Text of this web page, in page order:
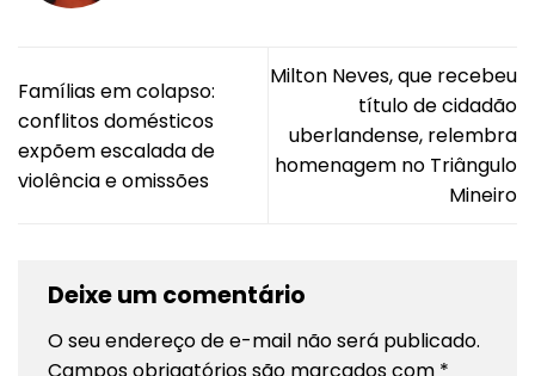
Famílias em colapso:
conflitos domésticos
expõem escalada de
violência e omissões
Milton Neves, que recebeu
título de cidadão
uberlandense, relembra
homenagem no Triângulo
Mineiro
Deixe um comentário
O seu endereço de e-mail não será publicado.